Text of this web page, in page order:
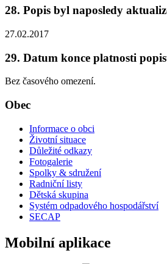
28. Popis byl naposledy
27.02.2017
29. Datum konce platnosti
Bez časového omezení.
Obec
Informace o obci
Životní situace
Důležité odkazy
Fotogalerie
Spolky & sdružení
Radniční listy
Dětská skupina
Systém odpadového hospodářství
SECAP
Mobilní aplikace